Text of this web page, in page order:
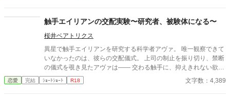
触手エイリアンの交配実験〜研究者、被験体になる〜
桜井ベアトリクス
異星で触手エイリアンを研究する科学者アヴァ。 唯一観察できて
いなかったのは、彼らの交配儀式。 上司の制止を振り切り、禁断
の儀式を覗き見たアヴァは―― 交わる触手に、抑えきれない欲望
を覚える。 「私も……私も交配したい」 太く長い触手が、体の奥
深くまで侵入してくる。 研究者が、快楽の実験体になる夜。
恋愛 完結 ｼｮｰﾄｼｮｰﾄ R18 文字数：4,389